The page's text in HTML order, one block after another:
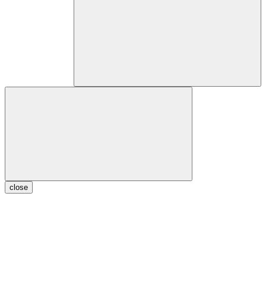
close